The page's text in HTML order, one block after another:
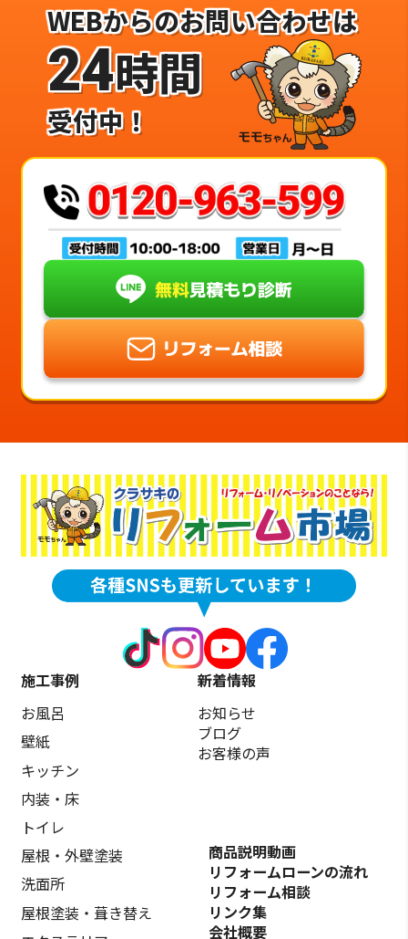
WEBからのお問い合わせは
24時間
受付中！
施工事例
お風呂
壁紙
キッチン
内装・床
トイレ
屋根・外壁塗装
洗面所
屋根塗装・葺き替え
新着情報
お知らせ
ブログ
お客様の声
商品説明動画
リフォームローンの流れ
リフォーム相談
リンク集
会社概要